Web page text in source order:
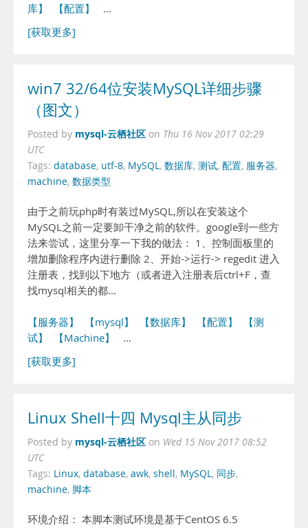
库】
【配置】
…
[获取更多]
win7 32/64位安装MySQL详细步骤
（图文）
Posted by mysql-云栖社区 on Thu 16 Nov 2017 02:29
UTC
Tags: database, utf-8, MySQL, 数据库, 测试, 配置, 服务器,
machine, 数据类型
由于之前玩php时有装过MySQL,所以在安装这个
MySQL之前一定要卸干净之前的软件。google到一些方
法来尝试，这里分享一下我的做法： 1、控制面板里的
增加删除程序内进行删除 2、开始->运行-> regedit 进入
注册表，找到以下地方（或者进入注册表后ctrl+F，查
找mysql相关的都...
【服务器】 【mysql】 【数据库】 【配置】
【测
试】
【Machine】
…
[获取更多]
Linux Shell十四 Mysql主从同步
Posted by mysql-云栖社区 on Wed 15 Nov 2017 08:52
UTC
Tags: Linux, database, awk, shell, MySQL, 同步,
machine, 脚本
环境介绍： 本脚本测试环境是基于CentOS 6.5